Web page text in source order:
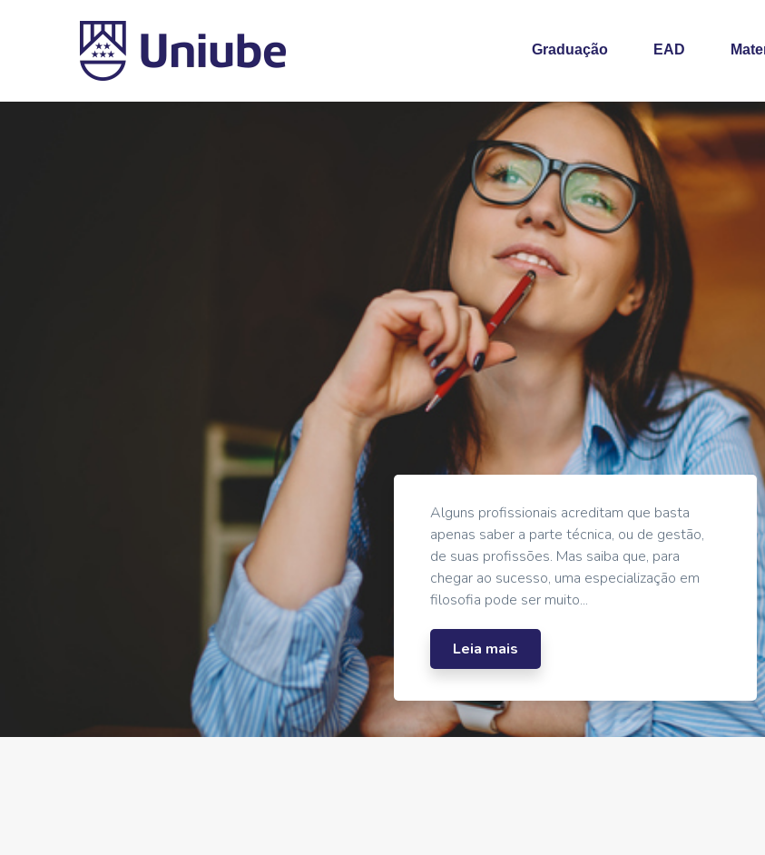
Graduação EAD
Alguns profissionais acreditam que basta
apenas saber a parte técnica, ou de gestão,
de suas profissões. Mas saiba que, para
chegar ao sucesso, uma especialização em
filosofia pode ser muito...
Leia mais